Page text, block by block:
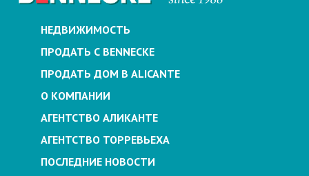
НЕДВИЖИМОСТЬ
ПРОДАТЬ С BENNECKE
ПРОДАТЬ ДОМ В ALICANTE
О КОМПАНИИ
АГЕНТСТВО АЛИКАНТЕ
АГЕНТСТВО ТОРРЕВЬЕХА
ПОСЛЕДНИЕ НОВОСТИ